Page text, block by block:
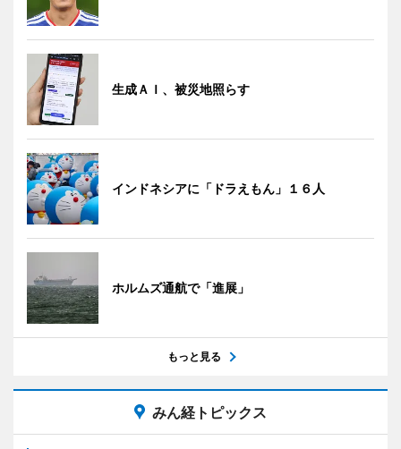
生成ＡＩ、被災地照らす
インドネシアに「ドラえもん」１６人
ホルムズ通航で「進展」
もっと見る
みん経トピックス